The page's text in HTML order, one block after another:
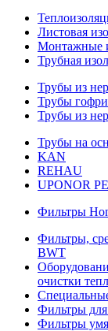
Листовая
Монтажные
Трубная
Трубы из
Трубы
Трубы из
Трубы на
KAN
REHAU
UPONOR
Фильтры
Фильтры,
BWT
очистки
Фильтры
Фильтры